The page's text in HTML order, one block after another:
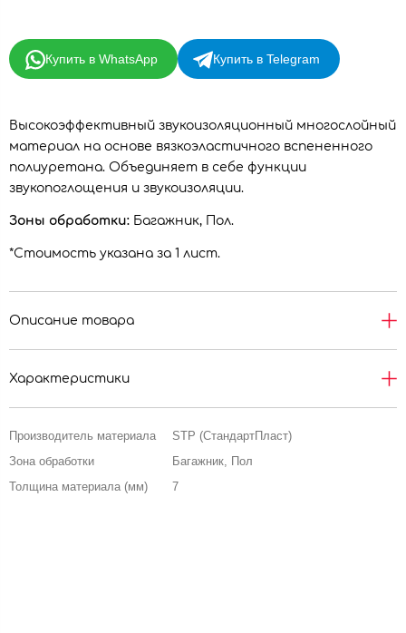
Купить в WhatsApp Купить в Telegram
Высокоэффективный звукоизоляционный многослойный
материал на основе вязкоэластичного вспененного
полиуретана. Объединяет в себе функции
звукопоглощения и звукоизоляции.
Зоны обработки: Багажник, Пол.
*Стоимость указана за 1 лист.
Описание товара
Характеристики
Производитель материала
STP (СтандартПласт)
Зона обработки
Багажник, Пол
Толщина материала (мм)
7